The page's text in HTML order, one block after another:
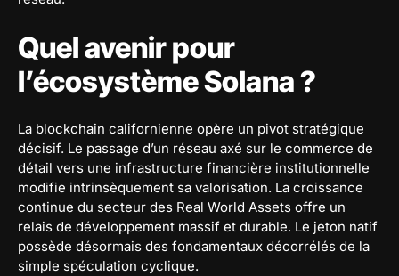
Quel avenir pour
l’écosystème Solana ?
La blockchain californienne opère un pivot stratégique
décisif. Le passage d’un réseau axé sur le commerce de
détail vers une infrastructure financière institutionnelle
modifie intrinsèquement sa valorisation. La croissance
continue du secteur des Real World Assets offre un
relais de développement massif et durable. Le jeton natif
possède désormais des fondamentaux décorrélés de la
simple spéculation cyclique.